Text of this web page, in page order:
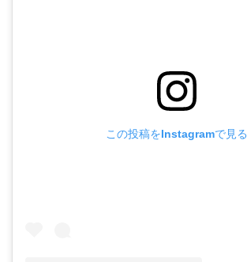
この投稿をInstagramで見る